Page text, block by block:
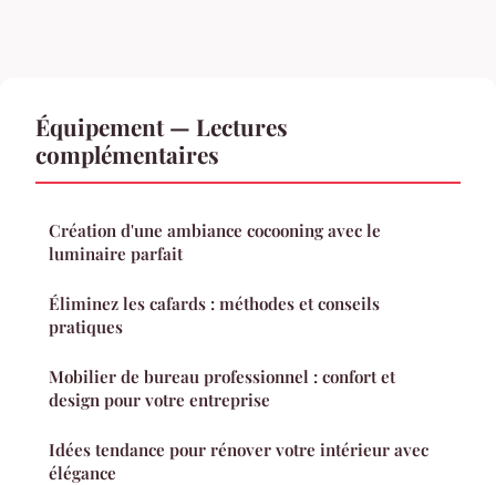
Équipement — Lectures
complémentaires
Création d'une ambiance cocooning avec le
luminaire parfait
Éliminez les cafards : méthodes et conseils
pratiques
Mobilier de bureau professionnel : confort et
design pour votre entreprise
Idées tendance pour rénover votre intérieur avec
élégance